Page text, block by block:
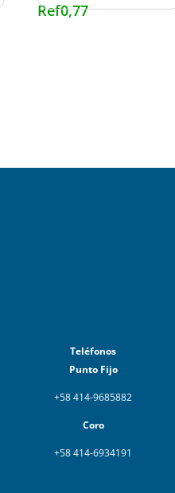
Ref0,77
Teléfonos
Punto Fijo
+58 414-9685882
Coro
+58 414-6934191